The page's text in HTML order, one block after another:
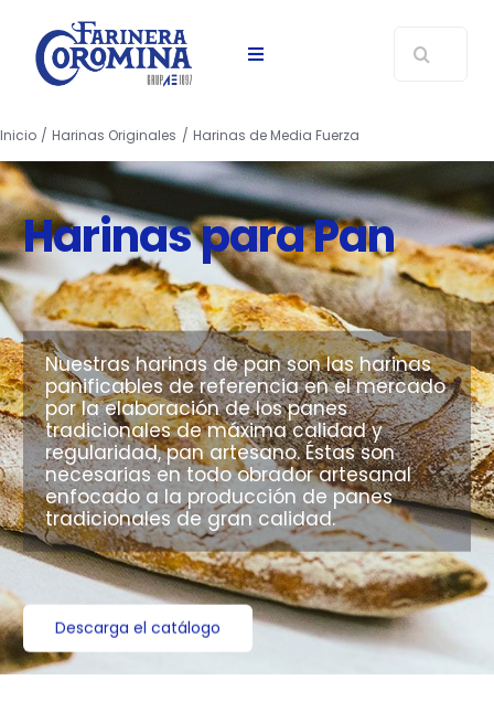
contenido
Toggle
Sobre Nosotros
Pan
Pasteleria
Pizza
Noticias
Formación
Contacto
Español
Buscar:
Inicio Harinas Originales Harinas de Media Fuerza
Harinas para Pan
Nuestras harinas de pan son las harinas
panificables de referencia en el mercado
por la elaboración de los panes
tradicionales de máxima calidad y
regularidad, pan artesano. Éstas son
necesarias en todo obrador artesanal
enfocado a la producción de panes
tradicionales de gran calidad.
Descarga el catálogo